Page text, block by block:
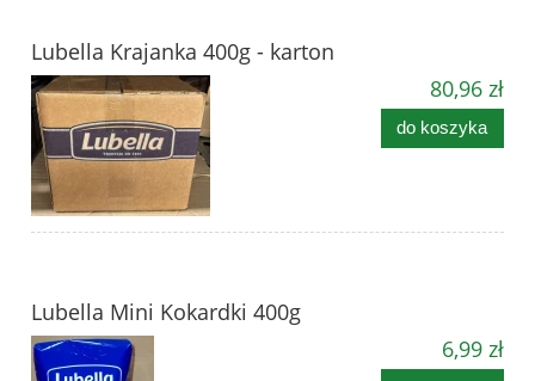
Lubella Krajanka 400g - karton
80,96 zł
do koszyka
Lubella Mini Kokardki 400g
6,99 zł